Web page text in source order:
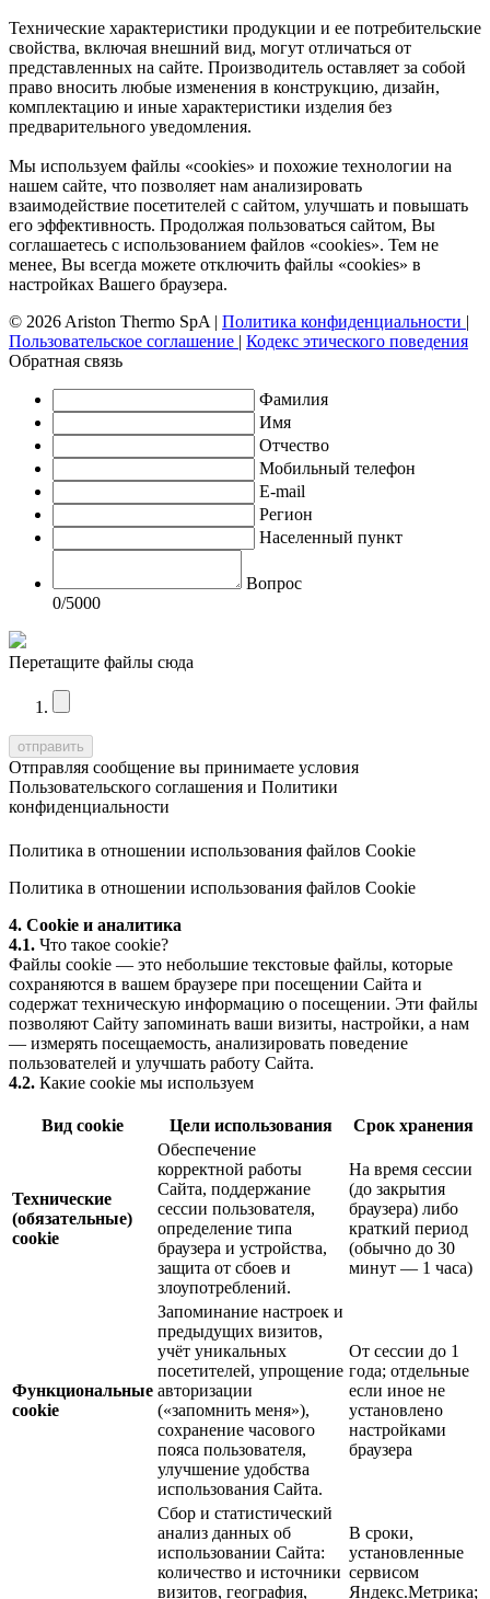
Технические характеристики продукции и ее потребительские
свойства, включая внешний вид, могут отличаться от
представленных на сайте. Производитель оставляет за собой
право вносить любые изменения в конструкцию, дизайн,
комплектацию и иные характеристики изделия без
предварительного уведомления.
Мы используем файлы «cookies» и похожие технологии на
нашем сайте, что позволяет нам анализировать
взаимодействие посетителей с сайтом, улучшать и повышать
его эффективность. Продолжая пользоваться сайтом, Вы
соглашаетесь с использованием файлов «cookies». Тем не
менее, Вы всегда можете отключить файлы «cookies» в
настройках Вашего браузера.
© 2026 Ariston Thermo SpA | Политика конфиденциальности |
Пользовательское соглашение | Кодекс этического поведения
Обратная связь
Фамилия
Имя
Отчество
Мобильный телефон
E-mail
Регион
Населенный пункт
Вопрос
0/5000
Перетащите файлы сюда
Отправляя сообщение вы принимаете условия
Пользовательского соглашения и Политики
конфиденциальности
Политика в отношении использования файлов Cookie
Политика в отношении использования файлов Cookie
4. Cookie и аналитика
4.1. Что такое cookie?
Файлы cookie — это небольшие текстовые файлы, которые
сохраняются в вашем браузере при посещении Сайта и
содержат техническую информацию о посещении. Эти файлы
позволяют Сайту запоминать ваши визиты, настройки, а нам
— измерять посещаемость, анализировать поведение
пользователей и улучшать работу Сайта.
4.2. Какие cookie мы используем
Вид cookie Цели использования Срок хранения
Технические
(обязательные)
cookie
Обеспечение
корректной работы
Сайта, поддержание
сессии пользователя,
определение типа
браузера и устройства,
защита от сбоев и
злоупотреблений.
На время сессии
(до закрытия
браузера) либо
краткий период
(обычно до 30
минут — 1 часа)
Функциональные
cookie
Запоминание настроек и
предыдущих визитов,
учёт уникальных
посетителей, упрощение
авторизации
(«запомнить меня»),
сохранение часового
пояса пользователя,
улучшение удобства
использования Сайта.
От сессии до 1
года; отдельные
если иное не
установлено
настройками
браузера
Сбор и статистический
анализ данных об
использовании Сайта:
количество и источники
визитов, география,
В сроки,
установленные
сервисом
Яндекс.Метрика;